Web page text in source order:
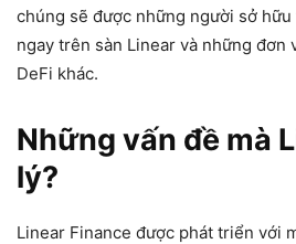
chúng sẽ được những người sở
ngay trên sàn Linear và những đơn
DeFi khác.
Những vấn đề mà
lý?
Linear Finance được phát triển với